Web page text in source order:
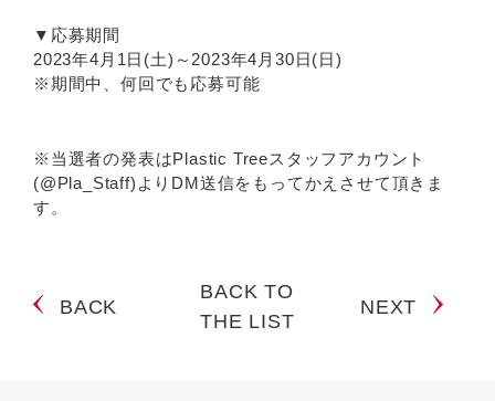
▼応募期間
2023年4月1日(土)～2023年4月30日(日)
※期間中、何回でも応募可能
※当選者の発表はPlastic Treeスタッフアカウント
(@Pla_Staff)よりDM送信をもってかえさせて頂きま
す。
BACK
BACK TO
THE LIST
NEXT